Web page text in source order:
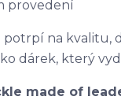
provedení
na kvalitu,
dárek, který
made of